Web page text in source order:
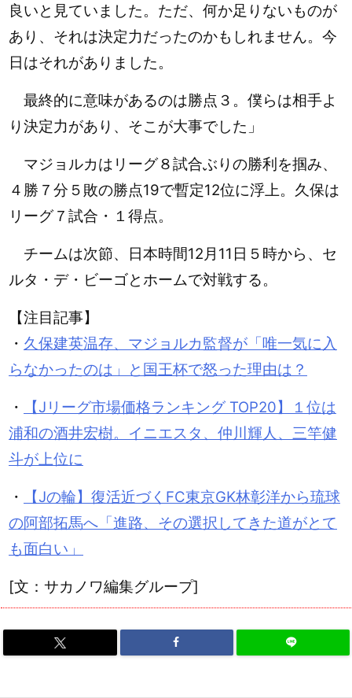
良いと見ていました。ただ、何か足りないものが
あり、それは決定力だったのかもしれません。今
日はそれがありました。
最終的に意味があるのは勝点３。僕らは相手よ
り決定力があり、そこが大事でした」
マジョルカはリーグ８試合ぶりの勝利を掴み、
４勝７分５敗の勝点19で暫定12位に浮上。久保は
リーグ７試合・１得点。
チームは次節、日本時間12月11日５時から、セ
ルタ・デ・ビーゴとホームで対戦する。
【注目記事】
・ 久保建英温存、マジョルカ監督が「唯一気に入
らなかったのは」と国王杯で怒った理由は？
・
【Jリーグ市場価格ランキング TOP20】１位は
浦和の酒井宏樹。イニエスタ、仲川輝人、三竿健
斗が上位に
・
【Jの輪】復活近づくFC東京GK林彰洋から琉球
の阿部拓馬へ「進路、その選択してきた道がとて
も面白い」
[文：サカノワ編集グループ]